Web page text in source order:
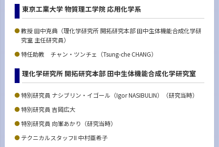
東京工業大学 物質理工学院 応用化学系
教授 田中克典（理化学研究所 開拓研究本部 田中生体機能合成化学研
究室 主任研究員）
特任助教 チャン・ツンチェ（Tsung-che CHANG）
理化学研究所 開拓研究本部 田中生体機能合成化学研究室
特別研究員 ナシブリン・イゴール（Igor NASIBULIN）（研究当時）
特別研究員 吉岡広大
特別研究員 向峯あかり（研究当時）
テクニカルスタッフII 中村亜希子